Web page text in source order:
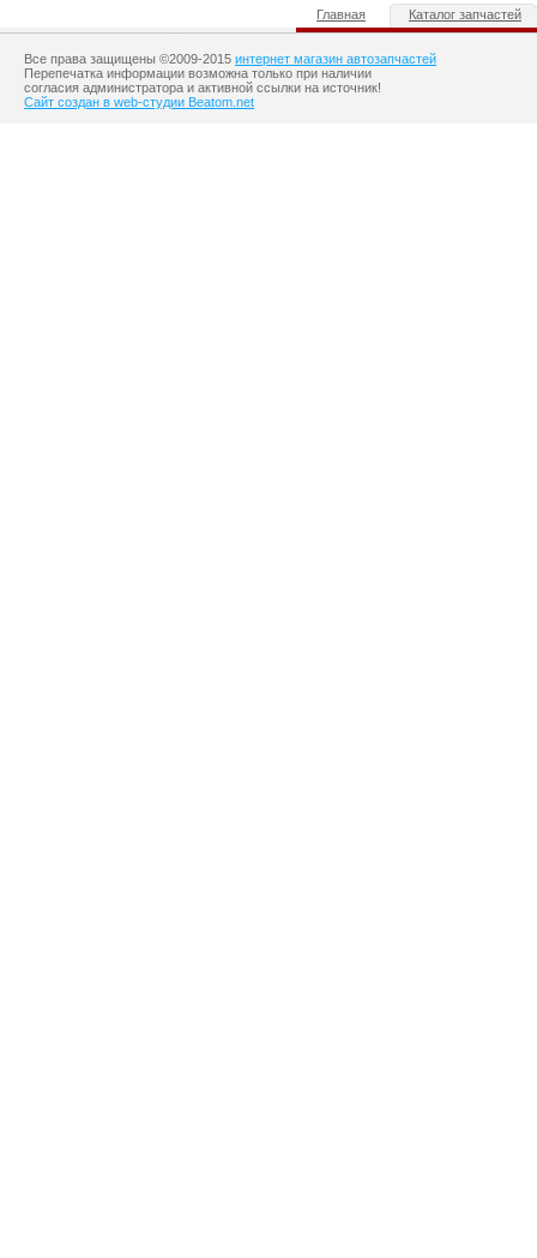
Главная Каталог запчастей
Все права защищены ©2009-2015 интернет магазин автозапчастей
Перепечатка информации возможна только при наличии
согласия администратора и активной ссылки на источник!
Сайт создан в web-студии Beatom.net